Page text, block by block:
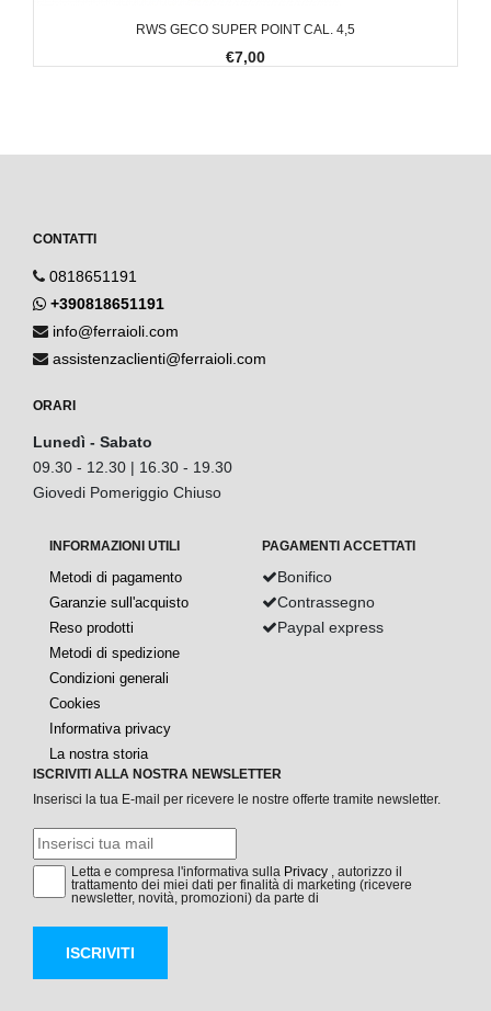
RWS GECO SUPER POINT CAL. 4,5
€7,00
CONTATTI
0818651191
+390818651191
info@ferraioli.com
assistenzaclienti@ferraioli.com
ORARI
Lunedì - Sabato
09.30 - 12.30 | 16.30 - 19.30
Giovedi Pomeriggio Chiuso
INFORMAZIONI UTILI
Metodi di pagamento
Garanzie sull'acquisto
Reso prodotti
Metodi di spedizione
Condizioni generali
Cookies
Informativa privacy
La nostra storia
PAGAMENTI ACCETTATI
Bonifico
Contrassegno
Paypal express
ISCRIVITI ALLA NOSTRA NEWSLETTER
Inserisci la tua E-mail per ricevere le nostre offerte tramite newsletter.
Letta e compresa l'informativa sulla Privacy , autorizzo il
trattamento dei miei dati per finalità di marketing (ricevere
newsletter, novità, promozioni) da parte di
ISCRIVITI